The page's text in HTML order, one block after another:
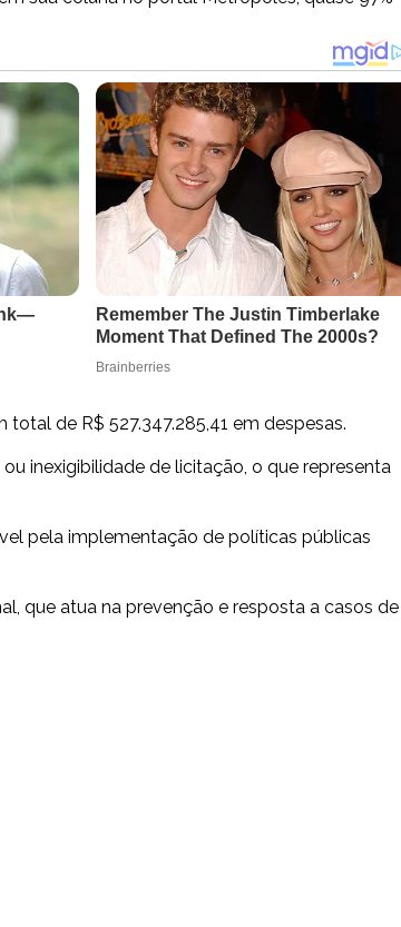
de R$ 527.347.285,41 em despesas.
inexigibilidade de licitação, o que representa
pela implementação de políticas públicas
que atua na prevenção e resposta a casos de